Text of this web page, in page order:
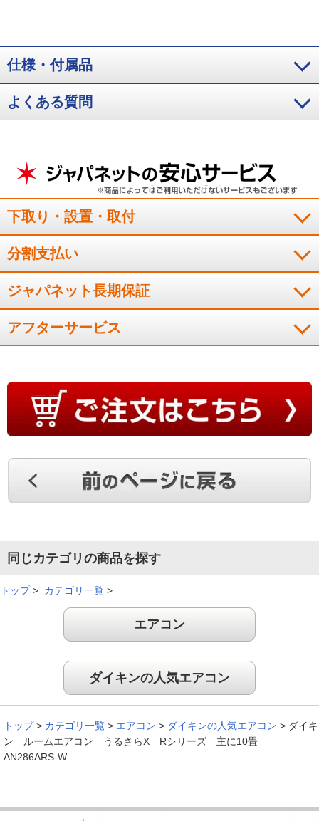
がるため、外出時などお部屋に人がいないときにご使用ください。約1ヵ月に
1回行うことをおすすめします。
仕様・付属品
よくある質問
下取り・設置・取付
分割支払い
ジャパネット長期保証
アフターサービス
同じカテゴリの商品を探す
トップ> カテゴリ一覧 >
エアコン
ダイキンの人気エアコン
トップ > カテゴリ一覧 > エアコン > ダイキンの人気エアコン > ダイキ
ン ルームエアコン うるさらX Rシリーズ 主に10畳
AN286ARS-W